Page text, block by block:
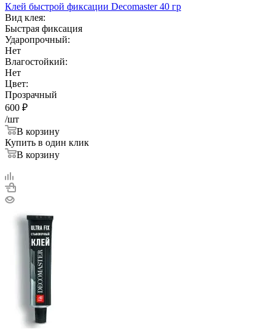
Клей быстрой фиксации Decomaster 40 гр
Вид клея:
Быстрая фиксация
Ударопрочный:
Нет
Влагостойкий:
Нет
Цвет:
Прозрачный
600 ₽
/шт
В корзину
Купить в один клик
В корзину